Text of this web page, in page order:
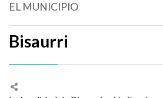
EL MUNICIPIO
Bisaurri